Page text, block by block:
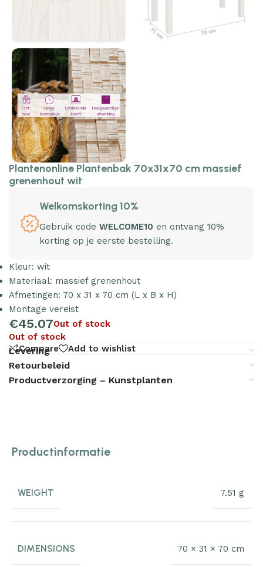
Plantenonline Plantenbak 70x31x70 cm massief
grenenhout wit
Welkomskorting 10%
Gebruik code WELCOME10 en ontvang 10%
korting op je eerste bestelling.
Kleur: wit
Materiaal: massief grenenhout
Afmetingen: 70 x 31 x 70 cm (L x B x H)
Montage vereist
€45.07Out of stock
Out of stock
Compare
Add to wishlist
Levering
Retourbeleid
Productverzorging – Kunstplanten
Productinformatie
WEIGHT 7.51 g
DIMENSIONS 70 × 31 × 70 cm